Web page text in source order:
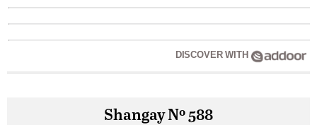
DISCOVER WITH
Shangay Nº 588